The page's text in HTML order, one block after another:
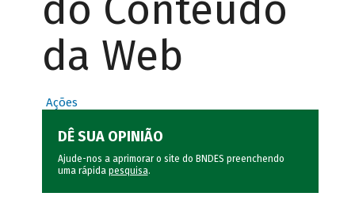
da Web
Ações
DÊ SUA OPINIÃO
Ajude-nos a aprimorar o site do BNDES preenchendo
uma rápida pesquisa.